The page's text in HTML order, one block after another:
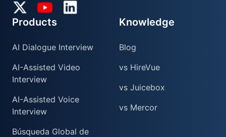
TwitterYouTubeLinkedIn
Products
AI Dialogue Interview
AI-Assisted Video
Interview
AI-Assisted Voice
Interview
Búsqueda Global de
Knowledge
Blog
vs HireVue
vs Juicebox
vs Mercor